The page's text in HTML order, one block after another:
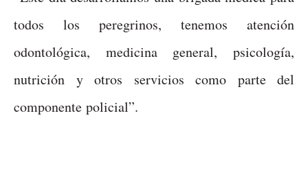
todos los peregrinos, tenemos atención
odontológica, medicina general, psicología,
nutrición y otros servicios como parte del
componente policial”.